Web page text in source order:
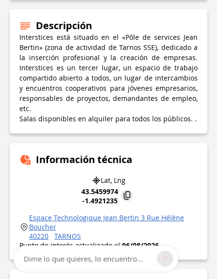
Descripción
Interstices está situado en el «Pôle de services Jean
Bertin» (zona de actividad de Tarnos SSE), dedicado a
la inserción profesional y la creación de empresas.
Interstices es un tercer lugar, un espacio de trabajo
compartido abierto a todos, un lugar de intercambios
y encuentros cooperativos para jóvenes empresarios,
responsables de proyectos, demandantes de empleo,
etc.
Salas disponibles en alquiler para todos los públicos. .
Información técnica
Lat, Lng
43.5459974
-1.4921235
Espace Technologique Jean Bertin 3 Rue Hélène
Boucher
40220
TARNOS
Punto de interés actualizado el 06/08/2026
Dime lo que quieres, lo encuentro...